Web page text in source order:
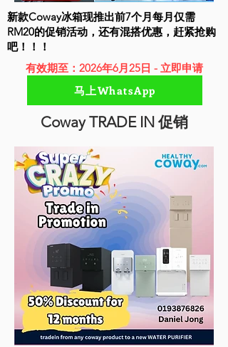
新款Coway冰箱现推出前7个月每月仅需
RM20的促销活动，还有混搭优惠，赶紧抢购
吧！！！
有效期至：2026年6月25日 - 立即申请
马上WhatsApp
Coway TRADE IN 促销